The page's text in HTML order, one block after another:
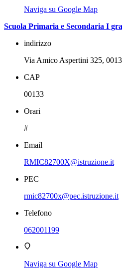
Naviga su Google Map
Scuola Primaria e Secondaria I
indirizzo
Via Amico Aspertini 325,
CAP
00133
Orari
#
Email
RMIC82700X@istruzione.it
PEC
rmic82700x@pec.istruzione.it
Telefono
062001199
Naviga su Google Map